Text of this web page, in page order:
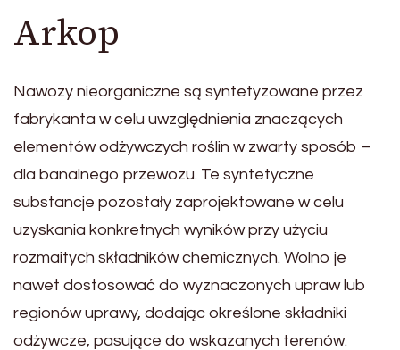
Arkop
Nawozy nieorganiczne są syntetyzowane przez
fabrykanta w celu uwzględnienia znaczących
elementów odżywczych roślin w zwarty sposób –
dla banalnego przewozu. Te syntetyczne
substancje pozostały zaprojektowane w celu
uzyskania konkretnych wyników przy użyciu
rozmaitych składników chemicznych. Wolno je
nawet dostosować do wyznaczonych upraw lub
regionów uprawy, dodając określone składniki
odżywcze, pasujące do wskazanych terenów.